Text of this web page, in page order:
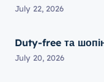
July 22, 2026
Duty-free та
July 20, 2026